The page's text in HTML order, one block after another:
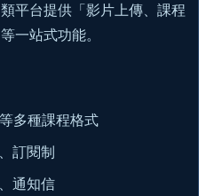
平台提供「影片上傳、課程
一站式功能。
多種課程格式
訂閱制
通知信